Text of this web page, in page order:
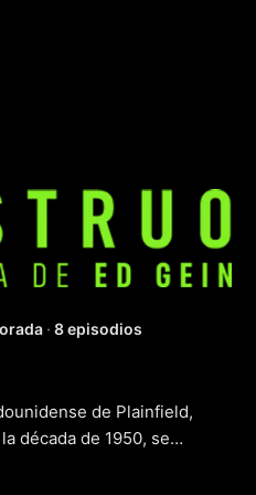
La
· 8 episodios
de Plainfield,
década de 1950, se
al mundo y inspiró a